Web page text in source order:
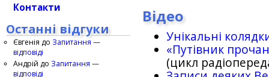
Відео
Унікальні
«Путівник
(цикл
Контакти
Останні відгуки
Євгенія до Запитання —
відповіді
Андрій до Запитання —
відповіді